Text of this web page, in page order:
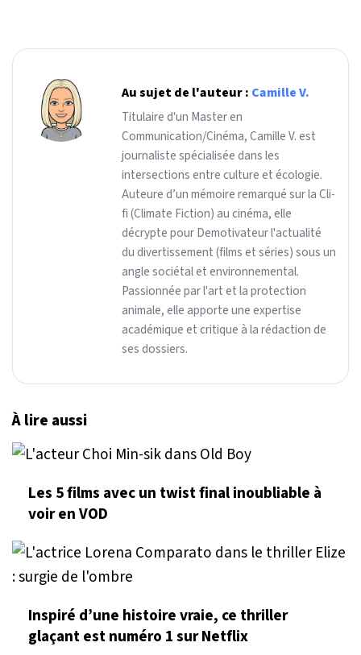
Au sujet de l'auteur : Camille V.
Titulaire d'un Master en
Communication/Cinéma, Camille V. est
journaliste spécialisée dans les
intersections entre culture et écologie.
Auteure d’un mémoire remarqué sur la Cli-
fi (Climate Fiction) au cinéma, elle
décrypte pour Demotivateur l'actualité
du divertissement (films et séries) sous un
angle sociétal et environnemental.
Passionnée par l'art et la protection
animale, elle apporte une expertise
académique et critique à la rédaction de
ses dossiers.
À lire aussi
Les 5 films avec un twist final inoubliable à
voir en VOD
Inspiré d’une histoire vraie, ce thriller
glaçant est numéro 1 sur Netflix